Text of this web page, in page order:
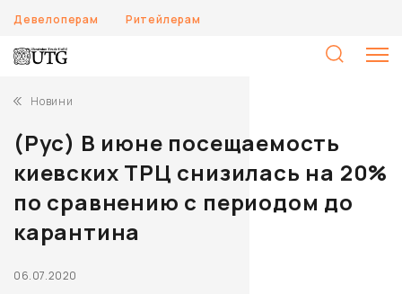
Девелоперам Ритейлерам
Новини
(Рус) В июне посещаемость
киевских ТРЦ снизилась на 20%
по сравнению с периодом до
карантина
06.07.2020